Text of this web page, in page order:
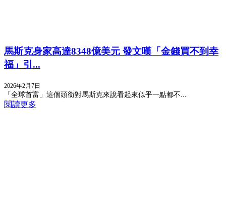
馬斯克身家高達8348億美元 發文嘆「金錢買不到幸
福」引...
2026年2月7日
「全球首富」這個頭銜對馬斯克來說看起來似乎一點都不...
閱讀更多